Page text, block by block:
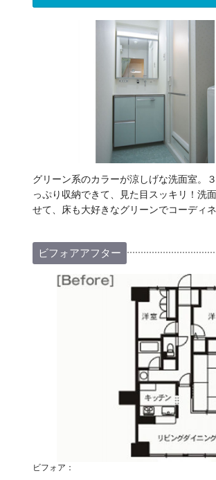
グリーン系のカラーが涼しげな洗面室。
っぷり収納できて、見た目スッキリ！洗
せて、床も大好きなグリーンでコーディネ
ビフォアアフター
ビフォア：